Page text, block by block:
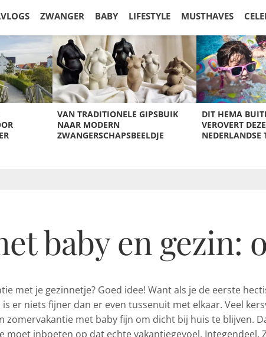
ZWANGER BABY LIFESTYLE MUSTHAVES
VAN TRADITIONELE GIPSBUIK
NAAR MODERN
ZWANGERSCHAPSBEELDJE
DIT HEMA
VEROVERT
NEDERLANDSE
baby en gezin:
met je gezinnetje? Goed idee! Want als je de eerste
er niets fijner dan er even tussenuit met elkaar. Veel
zomervakantie met baby fijn om dicht bij huis te blijven.
moet inboeten op dat echte vakantiegevoel. Integendeel.